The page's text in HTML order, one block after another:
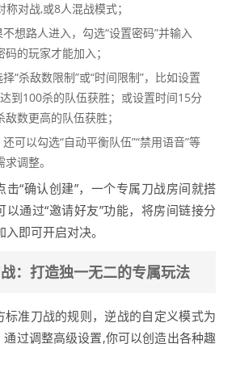
对战,或8人混战模式；
想路人进入，勾选“设置密码”并输入
的玩家才能加入；
“杀敌数限制”或“时间限制”，比如设置
到100杀的队伍获胜；或设置时间15分
数更高的队伍获胜；
还可以勾选“自动平衡队伍”“禁用语音”等
调整。
“确认创建”，一个专属刀战房间就搭
以通过“邀请好友”功能，将房间链接分
即可开启对决。
：打造独一无二的专属玩法
准刀战的规则，逆战的自定义模式为
过调整高级设置,你可以创造出各种趣